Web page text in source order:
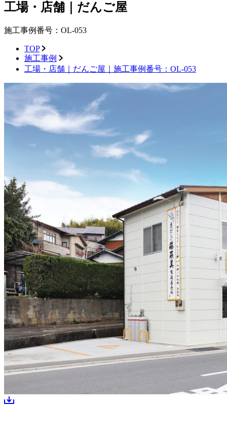
工場・店舗｜だんご屋
施工事例番号：OL-053
TOP
施工事例
工場・店舗｜だんご屋｜施工事例番号：OL-053